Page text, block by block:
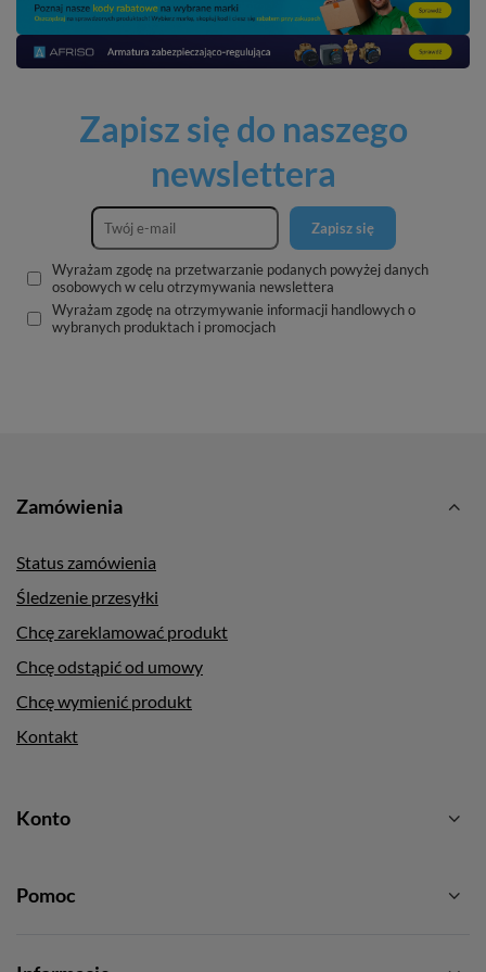
Zapisz się do naszego
newslettera
Zapisz się
Wyrażam zgodę na przetwarzanie podanych powyżej danych
osobowych w celu otrzymywania newslettera
Wyrażam zgodę na otrzymywanie informacji handlowych o
wybranych produktach i promocjach
Zamówienia
Status zamówienia
Śledzenie przesyłki
Chcę zareklamować produkt
Chcę odstąpić od umowy
Chcę wymienić produkt
Kontakt
Konto
Pomoc